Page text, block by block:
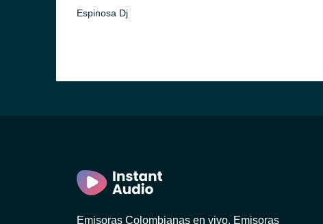
Espinosa Dj
Emisoras Colombianas en vivo. Emisoras